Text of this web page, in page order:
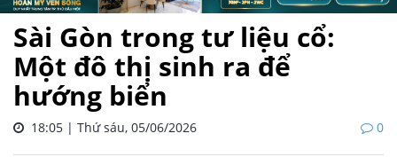
Sài Gòn trong tư liệu cổ:
Một đô thị sinh ra để
hướng biển
18:05 | Thứ sáu, 05/06/2026 0